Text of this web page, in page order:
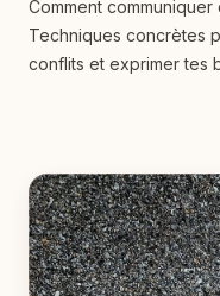
Comment
Techniques concrètes
conflits et exprimer tes